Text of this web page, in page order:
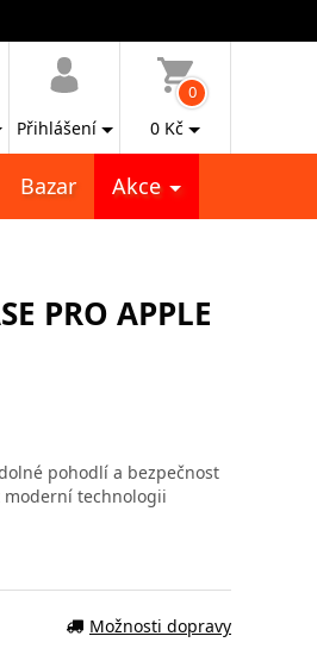
Přihlášení
0
0 Kč
Bazar Akce
PRO APPLE
pohodlí a bezpečnost
moderní technologii
Možnosti dopravy